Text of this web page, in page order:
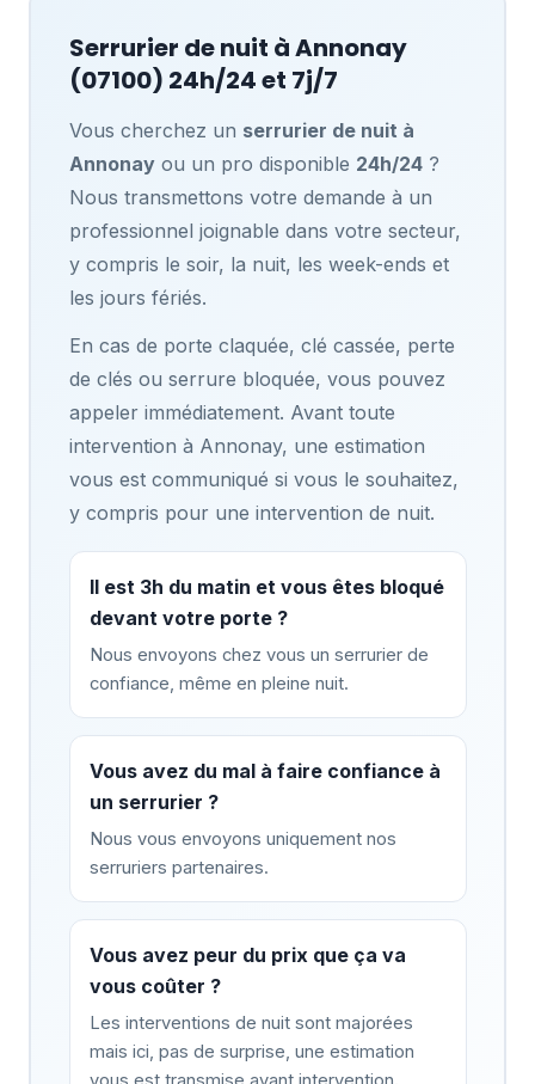
Serrurier de nuit àAnnonay
(07100) 24h/24 et 7j/7
Vous cherchez un serrurier de nuit à
Annonayou un pro disponible 24h/24?
Nous transmettons votre demande à un
professionnel joignable dans votre secteur,
y compris le soir, la nuit, les week-ends et
les jours fériés.
En cas de porte claquée, clé cassée, perte
de clés ou serrure bloquée, vous pouvez
appeler immédiatement. Avant toute
intervention à Annonay, une estimation
vous est communiqué si vous le souhaitez,
y compris pour une intervention de nuit.
Il est 3h du matin et vous êtes bloqué
devant votre porte ?
Nous envoyons chez vous un serrurier de
confiance, même en pleine nuit.
Vous avez du mal à faire confiance à
un serrurier ?
Nous vous envoyons uniquement nos
serruriers partenaires.
Vous avez peur du prix que ça va
vous coûter ?
Les interventions de nuit sont majorées
mais ici, pas de surprise, une estimation